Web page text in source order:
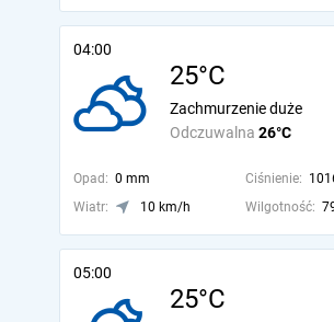
04:00
25°C
Odczuwalna 26°C
Zachmurzenie duże
Opad: 0 mm Ciśnienie:
Wiatr:
10 km/h Wilgotność:
05:00
25°C